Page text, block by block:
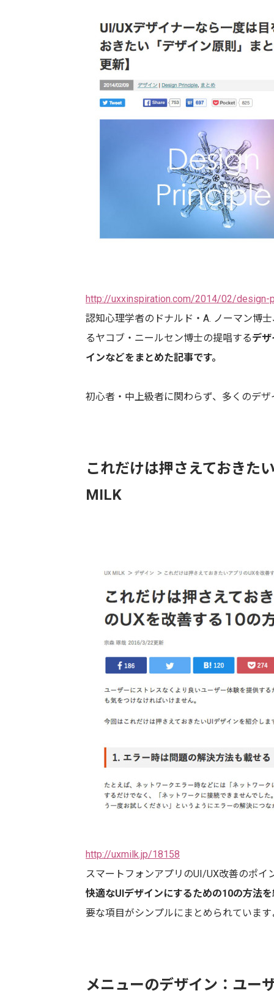
http://uxxinspiration.com/2014/02/design-
認知心理学者のドナルド・A. ノーマン博
るヤコブ・ニールセン博士の提唱するデ
インなどをまとめた記事です。
初心者・中上級者に関わらず、多くのデ
これだけは押さえておきた
MILK
http://uxmilk.jp/18158
スマートフォンアプリのUI/UX改善のポ
快適なUIデザインにするための10の方法
要な項目がシンプルにまとめられています
メニューのデザイン：ユー